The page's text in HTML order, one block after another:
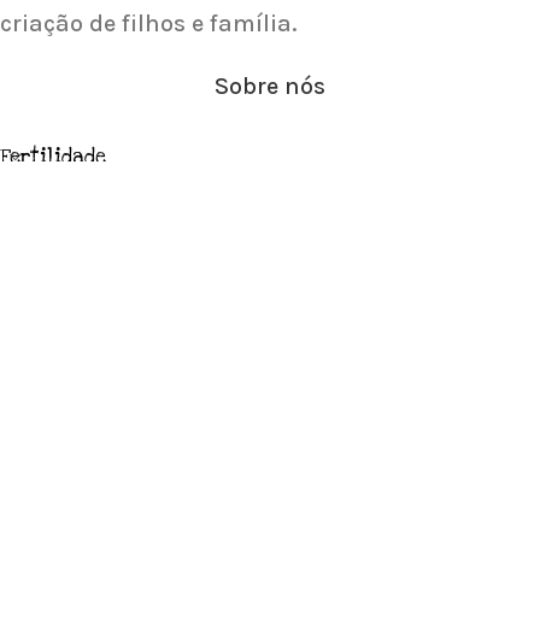
criação de filhos e família.
Sobre nós
Fertilidade